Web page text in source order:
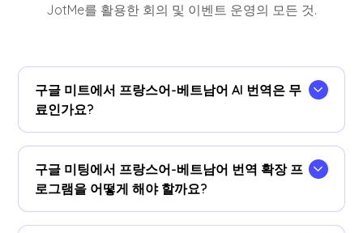
JotMe를 활용한 회의 및 이벤트 운영의 모든 것.
구글 미트에서 프랑스어-베트남어 AI 번역은 무
료인가요?
많은 번역 시간을 할애할 수 있습니다.
구글 미팅에서 프랑스어-베트남어 번역 확장 프
로그램을 어떻게 해야 할까요?